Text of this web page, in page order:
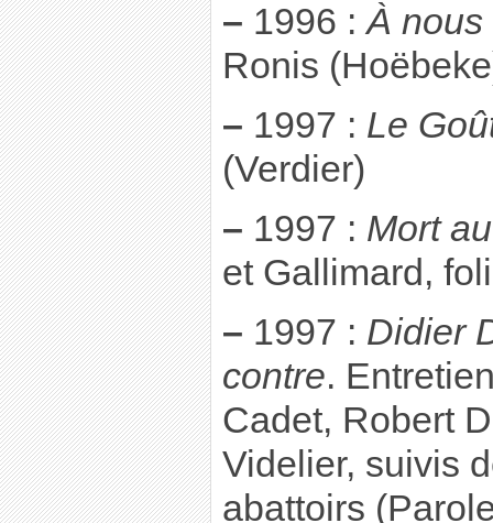
– 1996 :À nous
Ronis
– 1997 : Le
(Verdier)
– 1997 : Mort
et Gallimard,
– 1997 : Didier
contre.
Cadet, Robert
Videlier, suivis
abattoirs